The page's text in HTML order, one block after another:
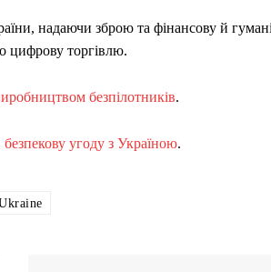
надаючи зброю та фінансову й
цифрову торгівлю.
безпілотників.
безпекову угоду з Україною.